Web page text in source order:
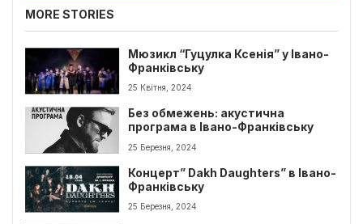
MORE STORIES
Мюзикл “Гуцулка Ксенія” у Івано-
Франківську
25 Квітня, 2024
Без обмежень: акустична
програма в Івано-Франківську
25 Березня, 2024
Концерт” Dakh Daughters” в Івано-
Франківську
25 Березня, 2024